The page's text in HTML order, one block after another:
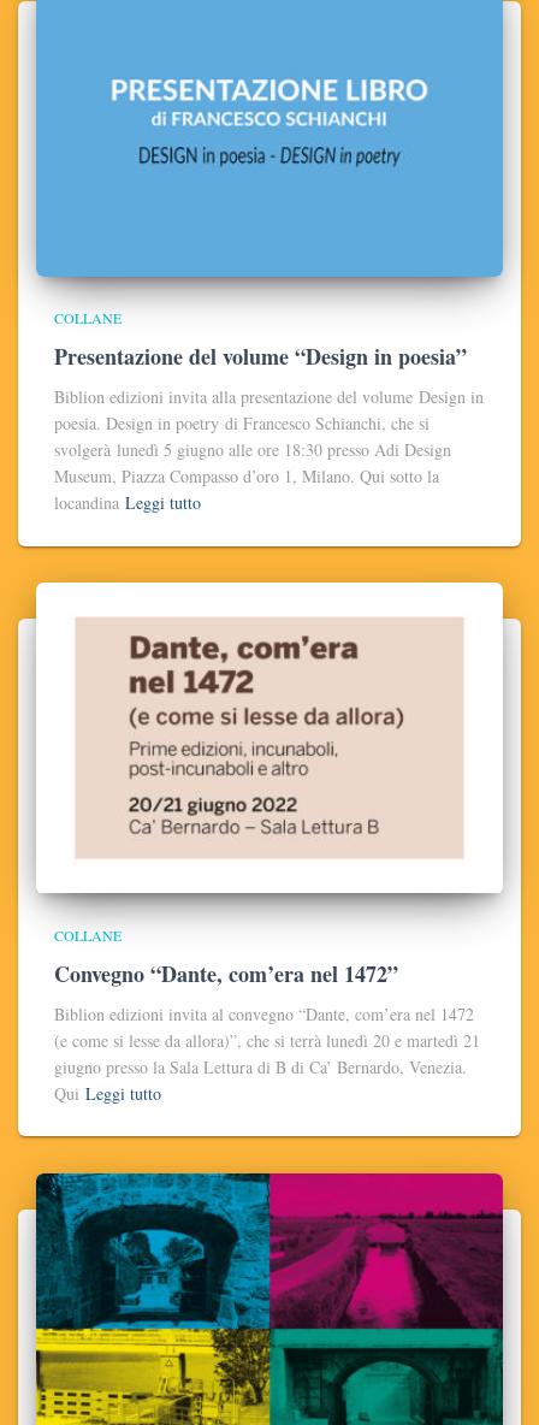
COLLANE
Presentazione del volume “Design in poesia”
Biblion edizioni invita alla presentazione del volume Design in
poesia. Design in poetry di Francesco Schianchi, che si
svolgerà lunedì 5 giugno alle ore 18:30 presso Adi Design
Museum, Piazza Compasso d’oro 1, Milano. Qui sotto la
locandina Leggi tutto
COLLANE
Convegno “Dante, com’era nel 1472”
Biblion edizioni invita al convegno “Dante, com’era nel 1472
(e come si lesse da allora)”, che si terrà lunedì 20 e martedì 21
giugno presso la Sala Lettura di B di Ca’ Bernardo, Venezia.
Qui Leggi tutto